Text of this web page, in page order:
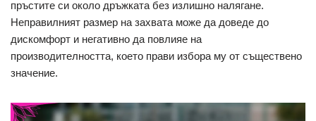
пръстите си около дръжката без излишно налягане.
Неправилният размер на захвата може да доведе до
дискомфорт и негативно да повлияе на
производителността, което прави избора му от съществено
значение.